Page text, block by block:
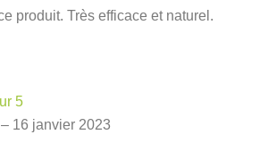
produit. Très efficace et naturel.
5
– 16 janvier 2023